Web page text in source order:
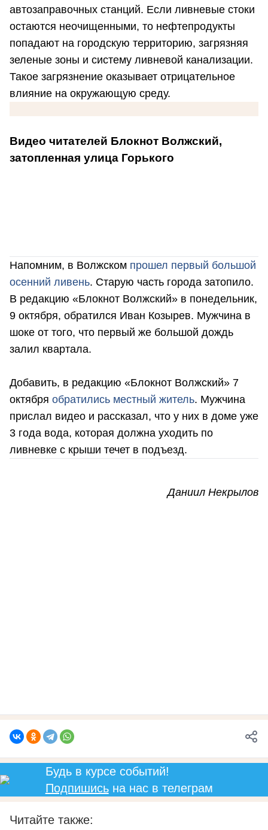
автозаправочных станций. Если ливневые стоки
остаются неочищенными, то нефтепродукты
попадают на городскую территорию, загрязняя
зеленые зоны и систему ливневой канализации.
Такое загрязнение оказывает отрицательное
влияние на окружающую среду.
Видео читателей Блокнот Волжский,
затопленная улица Горького
Напомним, в Волжском прошел первый большой
осенний ливень. Старую часть города затопило.
В редакцию «Блокнот Волжский» в понедельник,
9 октября, обратился Иван Козырев. Мужчина в
шоке от того, что первый же большой дождь
залил квартала.
Добавить, в редакцию «Блокнот Волжский» 7
октября обратились местный житель. Мужчина
прислал видео и рассказал, что у них в доме уже
3 года вода, которая должна уходить по
ливневке с крыши течет в подъезд.
Даниил Некрылов
Будь в курсе событий!
Подпишисьна нас в телеграм
Читайте также: